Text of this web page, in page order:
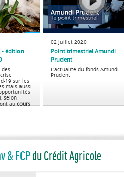
- édition
des
19 sur les
mais aussi
selon
aucours
02 juillet 2020
Point trimestriel Amundi
Prudent
L'actualité du fonds Amundi
Prudent
& FCPdu Crédit Agricole